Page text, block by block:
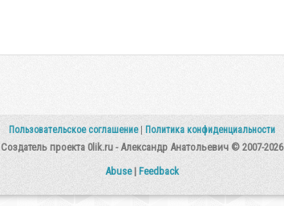
Пользовательское соглашение Политика конфиденциальности
Создатель проекта 0lik.ru - Александр Анатольевич © 2007-2026
Abuse| Feedback